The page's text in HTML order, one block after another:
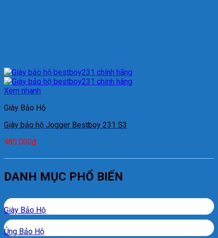
Xem nhanh
Giày Bảo Hộ
Giày bảo hộ Jogger Bestboy 231 S3
485.000₫
DANH MỤC PHỔ BIẾN
Giày Bảo Hộ
Ủng Bảo Hộ